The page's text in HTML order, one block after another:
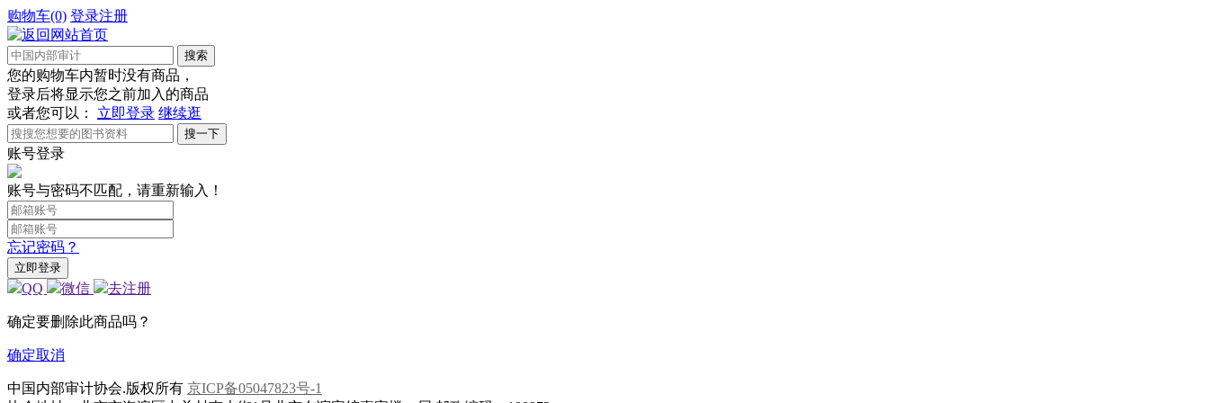
购物车(0) 登录注册
您的购物车内暂时没有商品，
登录后将显示您之前加入的商品
或者您可以： 立即登录 继续逛
搜一下
账号登录
账号与密码不匹配，请重新输入！
忘记密码？
QQ 微信 去注册
确定要删除此商品吗？
确定取消
中国内部审计协会.版权所有 京ICP备05047823号-1